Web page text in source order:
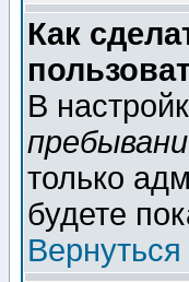
Как
В
только
будете